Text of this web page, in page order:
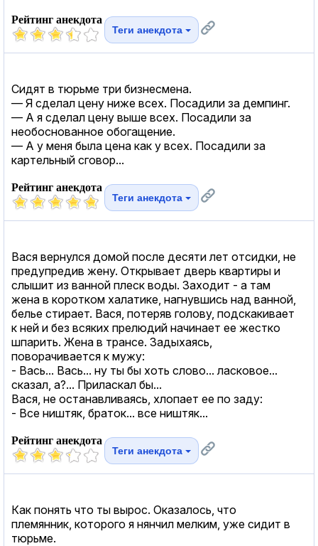
Рейтинг анекдота
Теги анекдота
Сидят в тюрьме три бизнесмена.
— Я сделал цену ниже всех. Посадили за демпинг.
— А я сделал цену выше всех. Посадили за
необоснованное обогащение.
— А у меня была цена как у всех. Посадили за
картельный сговор...
Рейтинг анекдота
Теги анекдота
Вася вернулся домой после десяти лет отсидки, не
предупредив жену. Открывает дверь квартиры и
слышит из ванной плеск воды. Заходит - а там
жена в коротком халатике, нагнувшись над ванной,
белье стирает. Вася, потеряв голову, подскакивает
к ней и без всяких прелюдий начинает ее жестко
шпарить. Жена в трансе. Задыхаясь,
поворачивается к мужу:
- Вась... Вась... ну ты бы хоть слово... ласковое...
сказал, а?... Приласкал бы...
Вася, не останавливаясь, хлопает ее по заду:
- Все ништяк, браток... все ништяк...
Рейтинг анекдота
Теги анекдота
Как понять что ты вырос. Оказалось, что
племянник, которого я нянчил мелким, уже сидит в
тюрьме.